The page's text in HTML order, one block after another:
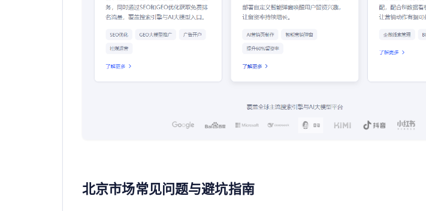
北京市场常见问题与避坑指南